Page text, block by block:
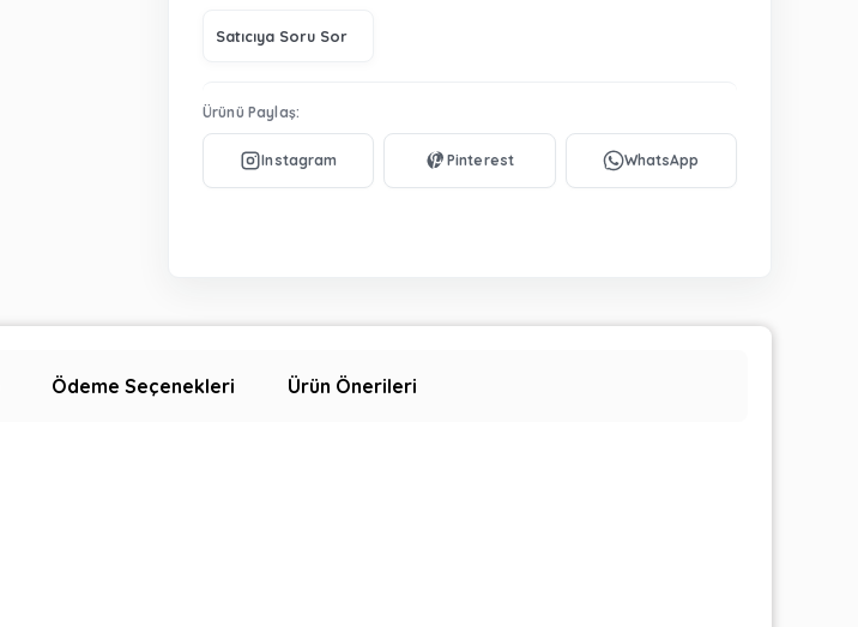
Satıcıya Soru Sor
Ürünü Paylaş:
Ödeme Seçenekleri Ürün Önerileri